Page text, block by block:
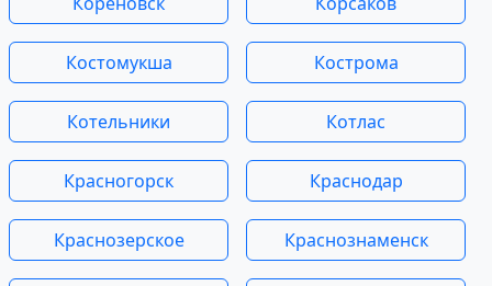
Костомукша Кострома
Котельники Котлас
Красногорск Краснодар
Краснозерское Краснознаменск